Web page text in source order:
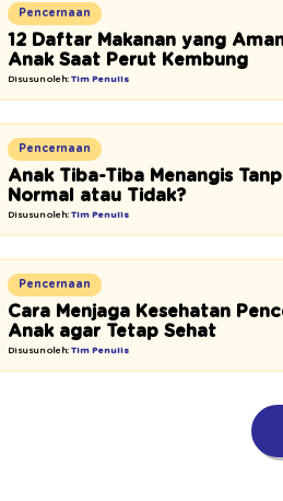
Pencernaan
12 Daftar Makanan yang
Anak Saat Perut Kembung
Disusun oleh: Tim Penulis
Pencernaan
Anak Tiba-Tiba Menangis
Normal atau Tidak?
Disusun oleh: Tim Penulis
Pencernaan
Cara Menjaga Kesehatan
Anak agar Tetap Sehat
Disusun oleh: Tim Penulis